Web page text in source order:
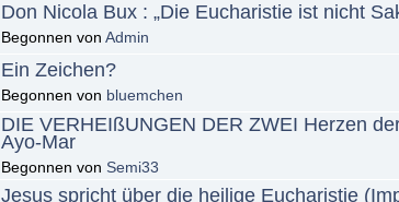
Don Nicola Bux : „Die Eucharistie ist nicht
Begonnen vonAdmin
Ein Zeichen?
Begonnen von bluemchen
DIE VERHEIßUNGEN DER ZWEI Herzen
Ayo-Mar
Begonnen von Semi33
Jesus spricht über die heilige Eucharistie